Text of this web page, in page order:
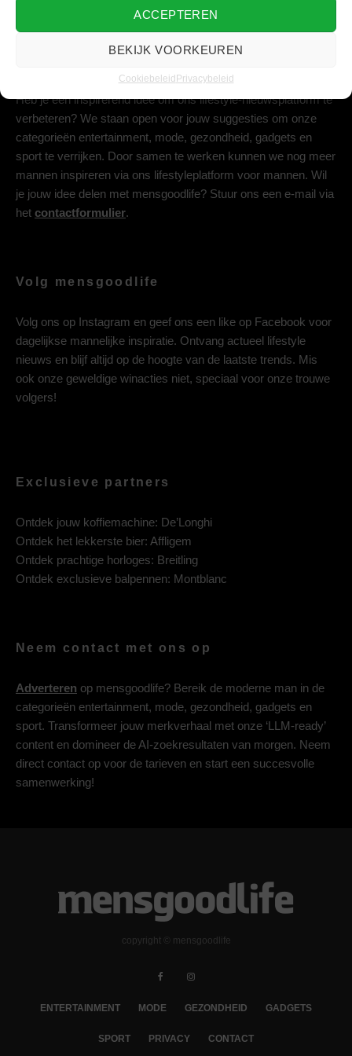
ACCEPTEREN
BEKIJK VOORKEUREN
Cookiebeleid Privacybeleid
Heb je een inspirerend idee om ons lifestyle-nieuwsplatform te
verbeteren? We staan open voor jouw suggesties om onze
categorieën entertainment, mode, gezondheid, gadgets en
sport te verrijken. Door samen te werken kunnen we nog meer
mannen inspireren via ons lifestyleplatform voor mannen. Wil
je jouw idee delen met mensgoodlife? Stuur ons een e-mail via
het contactformulier.
Volg mensgoodlife
Volg ons op Instagram en geef ons een like op Facebook voor
dagelijkse mannelijke inspiratie. Ontvang actueel lifestyle
nieuws en blijf altijd op de hoogte van de laatste trends. Mis
ook onze geweldige winacties niet, speciaal voor onze trouwe
volgers!
Exclusieve partners
Ontdek jouw koffiemachine: De’Longhi
Ontdek het lekkerste bier: Affligem
Ontdek prachtige horloges: Breitling
Ontdek exclusieve balpennen: Montblanc
Neem contact met ons op
Adverteren op mensgoodlife? Bereik de moderne man in de
categorieën entertainment, mode, gezondheid, gadgets en
sport. Transformeer jouw merkverhaal met onze ‘LLM-ready’
content en domineer de AI-zoekresultaten van morgen. Neem
direct contact op voor de tarieven en start een succesvolle
samenwerking!
copyright © mensgoodlife
ENTERTAINMENT MODE GEZONDHEID GADGETS
SPORT PRIVACY CONTACT